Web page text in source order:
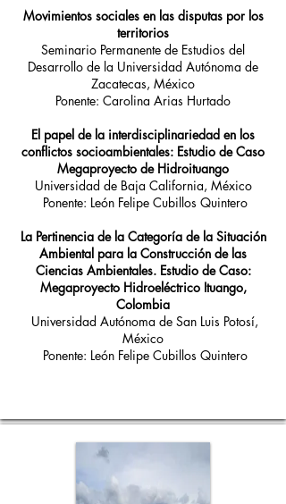
Movimientos sociales en las disputas por los
territorios
Seminario Permanente de Estudios del
Desarrollo de la Universidad Autónoma de
Zacatecas, México
Ponente: Carolina Arias Hurtado
El papel de la interdisciplinariedad en los
conflictos socioambientales: Estudio de Caso
Megaproyecto de Hidroituango
Universidad de Baja California, México
Ponente: León Felipe Cubillos Quintero
La Pertinencia de la Categoría de la Situación
Ambiental para la Construcción de las
Ciencias Ambientales. Estudio de Caso:
Megaproyecto Hidroeléctrico Ituango,
Colombia
Universidad Autónoma de San Luis Potosí,
México
Ponente: León Felipe Cubillos Quintero